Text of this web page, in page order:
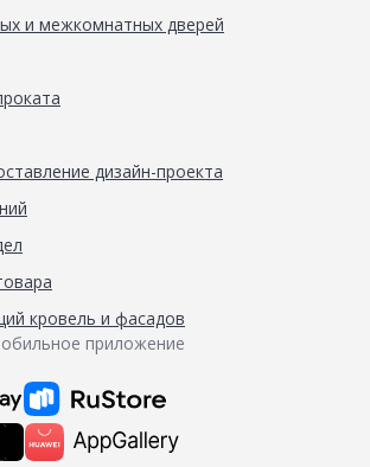
и межкомнатных дверей
дизайн-проекта
кровель и фасадов
приложение